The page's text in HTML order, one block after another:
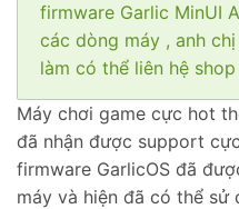
firmware Garlic MinUI
các dòng máy , anh
làm có thể liên hệ shop
Máy chơi game cực hot
đã nhận được support
firmware GarlicOS đã
máy và hiện đã có thể